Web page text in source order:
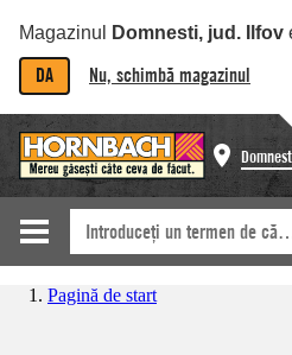
Magazinul Domnesti, jud. Ilfov
DA Nu, schimbă magazinul
Pagină de start